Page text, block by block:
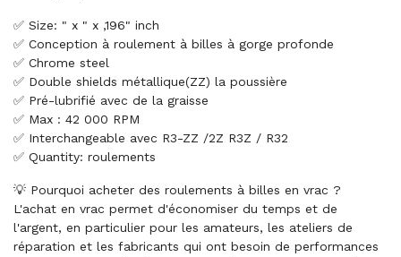
✅ Size: " x " x ,196" inch
✅ Conception à roulement à billes à gorge profonde
✅ Chrome steel
✅ Double shields métallique(ZZ) la poussière
✅ Pré-lubrifié avec de la graisse
✅ Max : 42 000 RPM
✅ Interchangeable avec R3-ZZ /2Z R3Z / R32
✅ Quantity: roulements
💡 Pourquoi acheter des roulements à billes en vrac ?
L'achat en vrac permet d'économiser du temps et de
l'argent, en particulier pour les amateurs, les ateliers de
réparation et les fabricants qui ont besoin de performances